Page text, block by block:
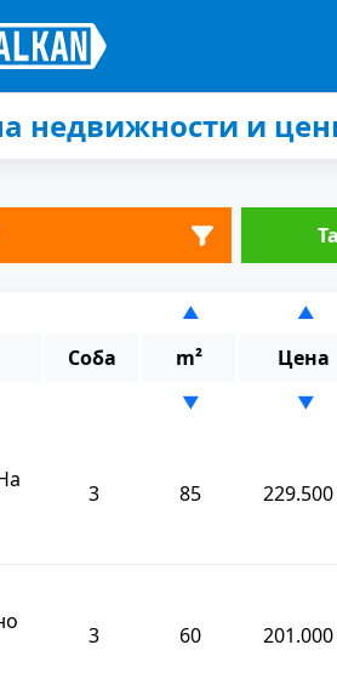
недвижности и
▲ ▲
Соба m² Цена
▼ ▼
3 85
3 60